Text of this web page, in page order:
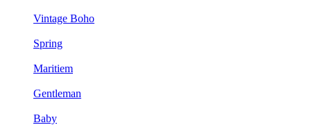
Vintage Boho
Spring
Maritiem
Gentleman
Baby